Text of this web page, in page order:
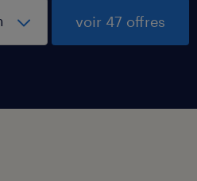
voir 47 offres